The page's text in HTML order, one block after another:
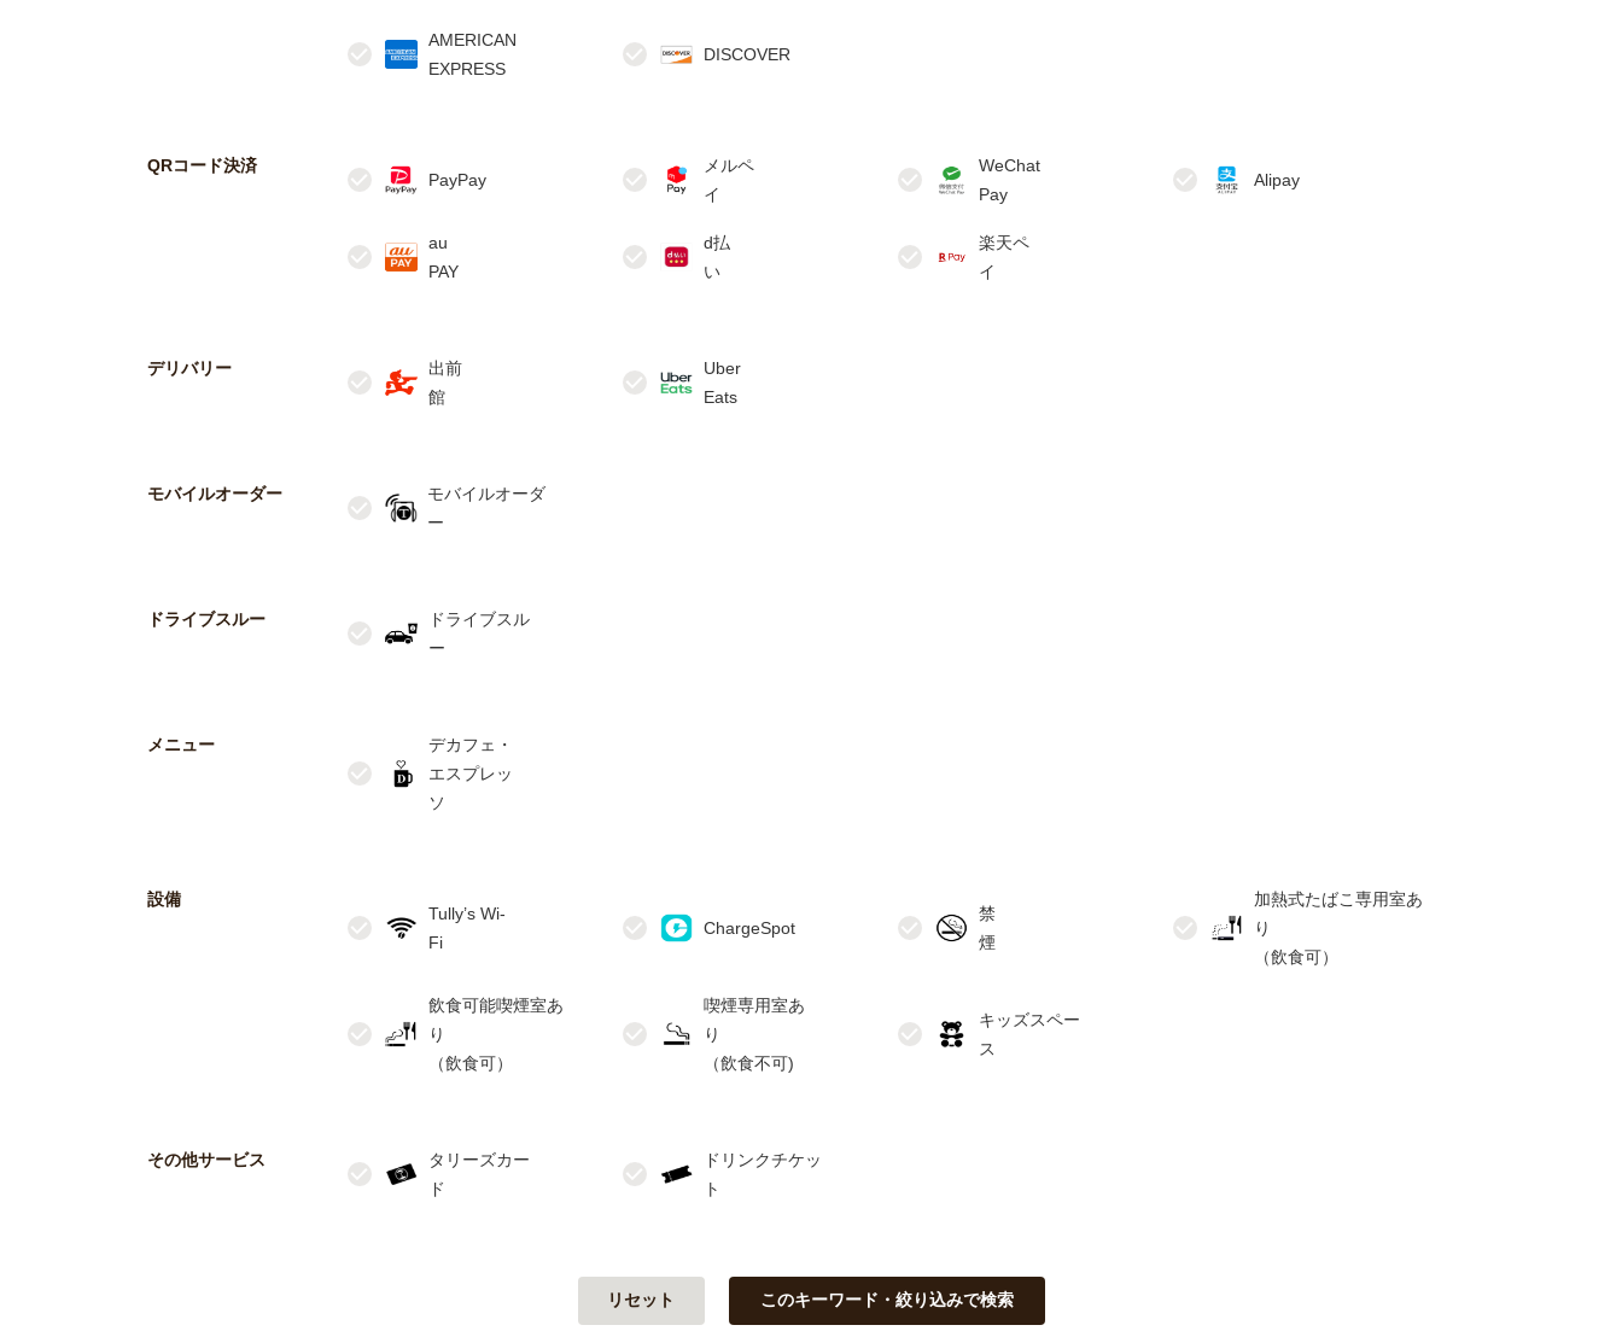
AMERICAN
EXPRESS
QRコード決済
PayPay
メルペ
WeChat
Pay
Alipay
au
PAY
d払
い
楽天ペ
デリバリー
出前
館
Uber
Eats
モバイルオーダー
モバイルオーダ
ドライブスルー
ドライブスル
メニュー
デカフェ・
エスプレッ
設備
Tully’s Wi-
Fi
ChargeSpot
禁
加熱式たばこ専用室あ
り
飲食可能喫煙室あ
り
喫煙専用室あ
り
キッズスペー
その他サービス
タリーズカー
ドリンクチケッ
リセット このキーワード・絞り込みで検索